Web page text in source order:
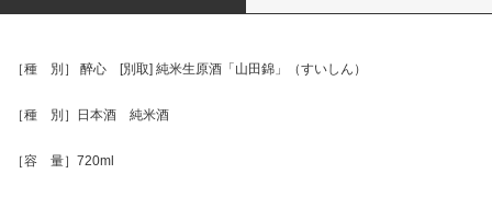
［種 別］ 醉心 [別取] 純米生原酒「山田錦」（すいしん）
［種 別］日本酒 純米酒
［容 量］720ml